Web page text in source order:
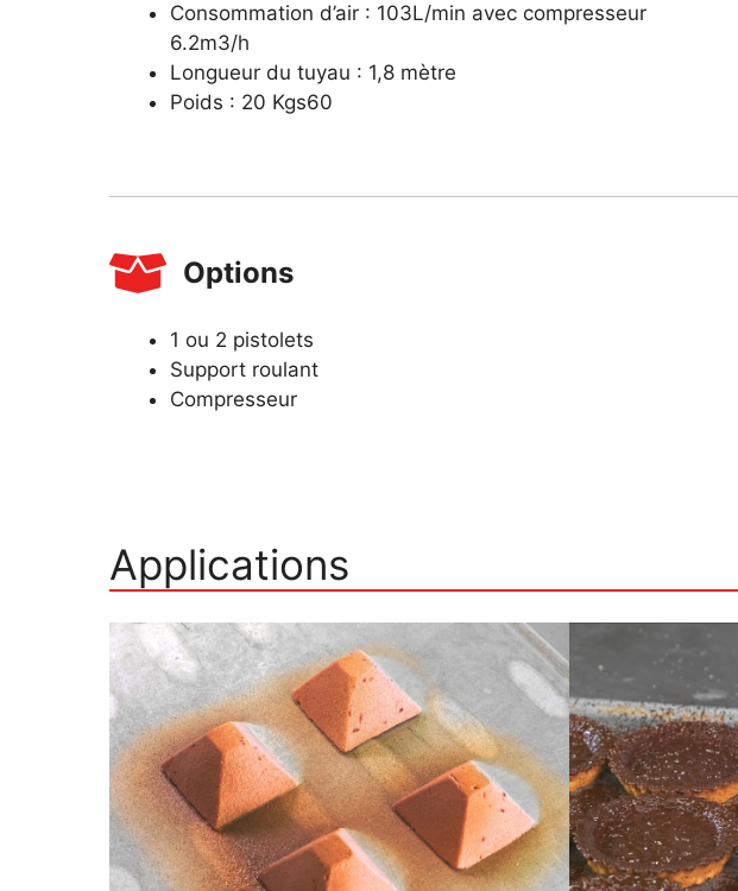
Consommation d’air : 103L/min avec compresseur
6.2m3/h
Longueur du tuyau : 1,8 mètre
Poids : 20 Kgs60
Options
1 ou 2 pistolets
Support roulant
Compresseur
Applications